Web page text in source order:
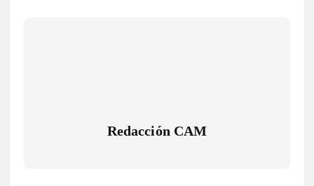
Redacción CAM